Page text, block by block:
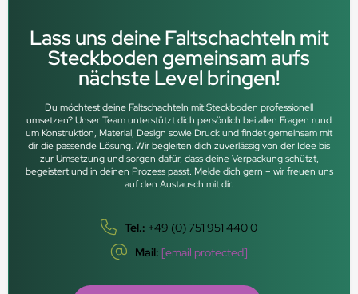
Lass uns deine Faltschachteln mit
Steckboden gemeinsam aufs
nächste Level bringen!
Du möchtest deine Faltschachteln mit Steckboden professionell
umsetzen? Unser Team unterstützt dich persönlich bei allen Fragen rund
um Konstruktion, Material, Design sowie Druck und findet gemeinsam mit
dir die passende Lösung. Wir begleiten dich zuverlässig von der Idee bis
zur Umsetzung und sorgen dafür, dass deine Verpackung schützt,
begeistert und in deinen Prozess passt. Melde dich gern – wir freuen uns
auf den Austausch mit dir.
Tel.: +49 (0) 751 951 440 0
Mail: [email protected]